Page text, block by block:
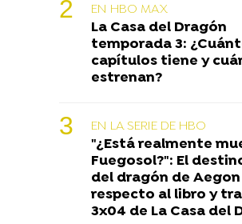
EN HBO MAX
La Casa del Dragón
temporada 3:
capítulos tiene y
estrenan?
EN LA SERIE DE HBO
"¿Está realmente
Fuegosol?": El
del dragón de Aegon
respecto al libro y
3x04 de La Casa del